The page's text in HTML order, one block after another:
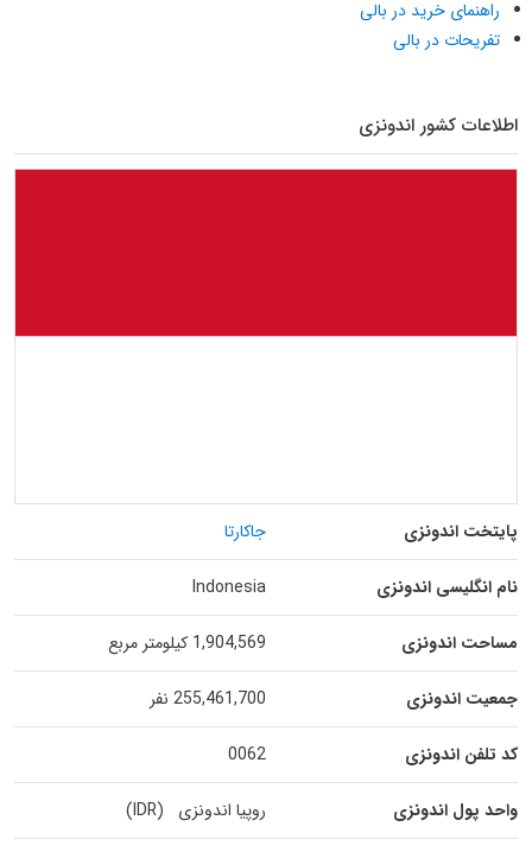
راهنمای خرید در بالی
تفریحات در بالی
اطلاعات کشور اندونزی
پایتخت اندونزی جاکارتا
نام انگلیسی اندونزی Indonesia
مساحت اندونزی 1,904,569 کیلومتر مربع
جمعیت اندونزی 255,461,700 نفر
کد تلفن اندونزی 0062
واحد پول اندونزی روپیا اندونزی (IDR)